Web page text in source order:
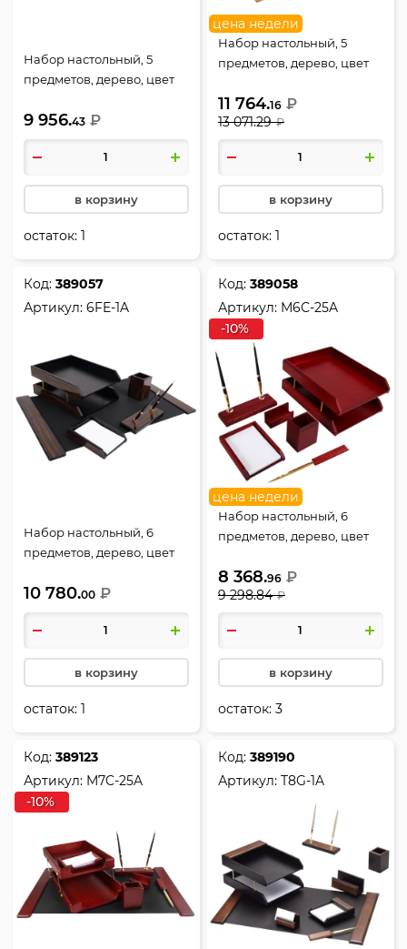
Набор настольный, 5
предметов, дерево, цвет
Sunrise, M5C-10A
9 956.43 ₽
в корзину
остаток:1
цена недели
Набор настольный, 5
предметов, дерево, цвет
Sunrise, T5NP-3A
11 764.16 ₽
13 071.29 ₽
в корзину
остаток:1
Код:389057
Артикул:6FE-1A
Набор настольный, 6
предметов, дерево, цвет
Sunrise, 6FE-1A
10 780.00 ₽
в корзину
остаток:1
Код:389058
Артикул: M6C-25A
-10%
цена недели
Набор настольный, 6
предметов, дерево, цвет
Sunrise, M6C-25A
8 368.96 ₽
9 298.84 ₽
в корзину
остаток:3
Код:389123
Артикул: M7C-25A
-10%
Код:389190
Артикул:T8G-1A